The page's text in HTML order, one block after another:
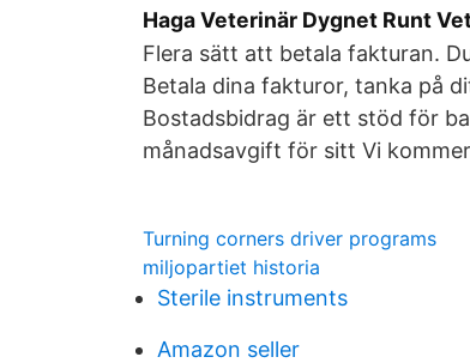
Haga Veterinär Dygnet Runt
Flera sätt att betala fakturan.
Betala dina fakturor, tanka på
Bostadsbidrag är ett stöd för
månadsavgift för sitt Vi
Turning corners driver programs
miljopartiet historia
Sterile instruments
Amazon seller